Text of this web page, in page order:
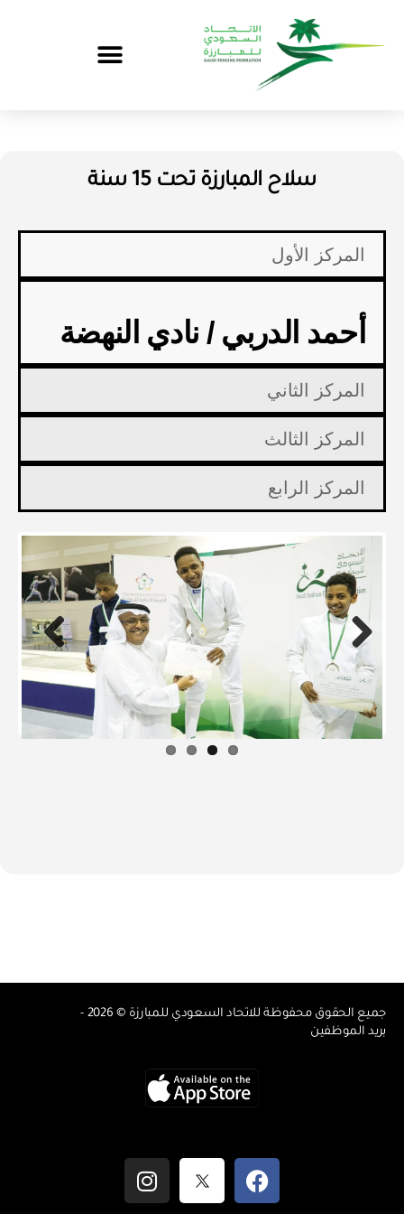
سلاح المبارزة تحت 15 سنة
المركز الأول
أحمد الدربي / نادي النهضة
المركز الثاني
المركز الثالث
المركز الرابع
Previous Next
جميع الحقوق محفوظة للاتحاد السعودي للمبارزة © 2026 -
بريد الموظفين